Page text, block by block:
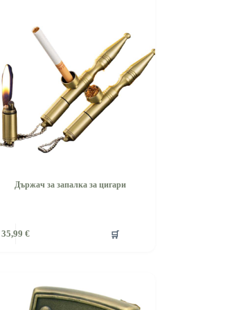
Държач за запалка за цигари
35,99€ 🛒